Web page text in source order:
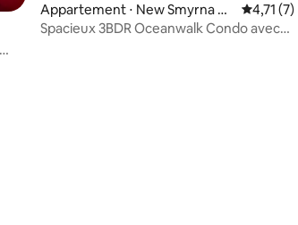
Appartement ⋅ New Smyrna Be
ach
4,71 (7)
Spacieux 3BDR Oceanwalk Condo avec